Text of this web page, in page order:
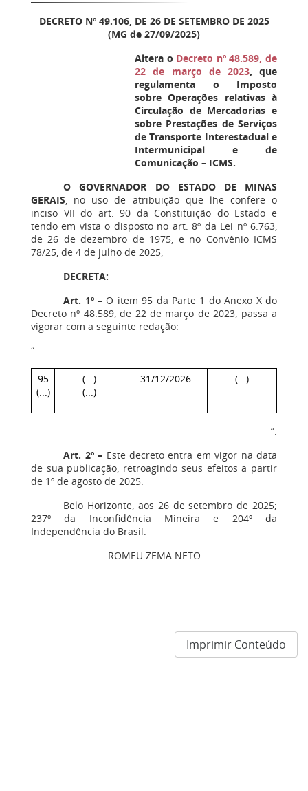
DECRETO Nº 49.106, DE 26 DE SETEMBRO DE 2025
(MG de 27/09/2025)
Altera o Decreto nº 48.589, de
22 de março de 2023, que
regulamenta o Imposto
sobre Operações relativas à
Circulação de Mercadorias e
sobre Prestações de Serviços
de Transporte Interestadual e
Intermunicipal e de
Comunicação – ICMS.
O GOVERNADOR DO ESTADO DE MINAS
GERAIS, no uso de atribuição que lhe confere o
inciso VII do art. 90 da Constituição do Estado e
tendo em vista o disposto no art. 8º da Lei nº 6.763,
de 26 de dezembro de 1975, e no Convênio ICMS
78/25, de 4 de julho de 2025,
DECRETA:
Art. 1º– O item 95 da Parte 1 do Anexo X do
Decreto nº 48.589, de 22 de março de 2023, passa a
vigorar com a seguinte redação:
“
95
(...)
(...)
(...)
31/12/2026 (...)
”.
Art. 2º – Este decreto entra em vigor na data
de sua publicação, retroagindo seus efeitos a partir
de 1º de agosto de 2025.
Belo Horizonte, aos 26 de setembro de 2025;
237º da Inconfidência Mineira e 204º da
Independência do Brasil.
ROMEU ZEMA NETO
Imprimir Conteúdo